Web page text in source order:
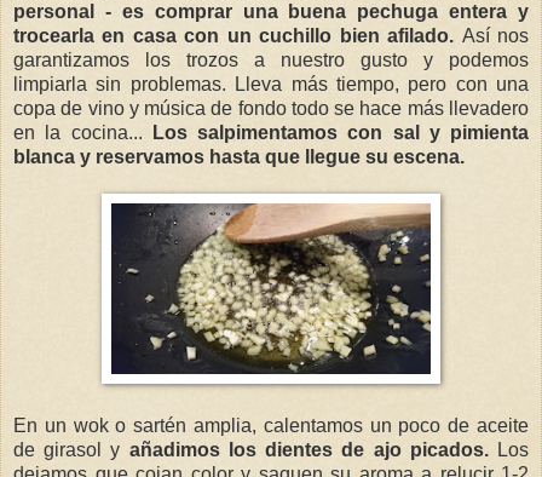
personal - es comprar una buena pechuga entera y
trocearla en casa con un cuchillo bien afilado. Así nos
garantizamos los trozos a nuestro gusto y podemos
limpiarla sin problemas. Lleva más tiempo, pero con una
copa de vino y música de fondo todo se hace más llevadero
en la cocina...
Los salpimentamos con sal y pimienta
blanca y reservamos hasta que llegue su escena.
En un wok o sartén amplia, calentamos un poco de aceite
de girasol y añadimos los dientes de ajo picados.Los